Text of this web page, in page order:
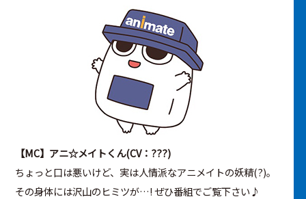
【MC】アニ☆メイトくん(CV：???)
ちょっと口は悪いけど、実は人情派なアニメイトの妖精(?)。
その身体には沢山のヒミツが…! ぜひ番組でご覧下さい♪